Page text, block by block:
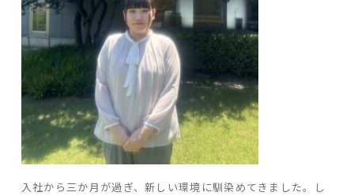
- 設計コンセプト
- 商品コンセプト
デザイン
- 空間デザイン
- 内観デザイン
- 生活デザイン
- 外構デザイン
入社から三か月が過ぎ、新しい環境に馴染めてきました。し